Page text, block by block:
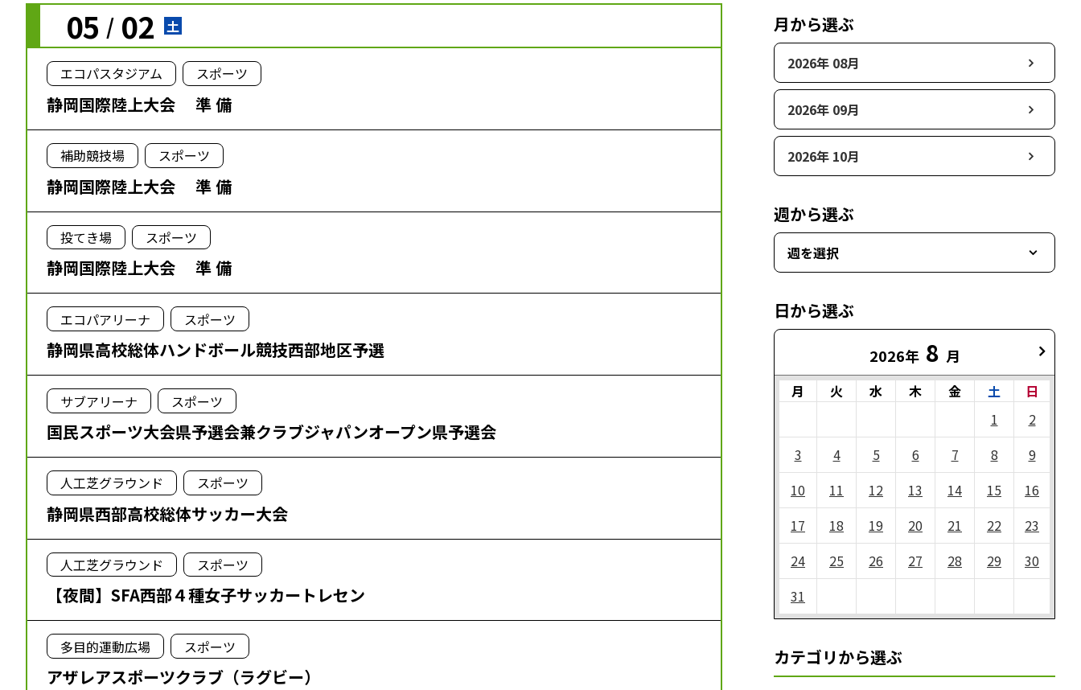
05 / 02 土
エコパスタジアム スポーツ
静岡国際陸上大会 準 備
補助競技場 スポーツ
静岡国際陸上大会 準 備
投てき場 スポーツ
静岡国際陸上大会 準 備
エコパアリーナ スポーツ
静岡県高校総体ハンドボール競技西部地区予選
サブアリーナ スポーツ
国民スポーツ大会県予選会兼クラブジャパンオープン県予選会
人工芝グラウンド スポーツ
静岡県西部高校総体サッカー大会
人工芝グラウンド スポーツ
【夜間】SFA西部４種女子サッカートレセン
多目的運動広場 スポーツ
アザレアスポーツクラブ（ラグビー）
月から選ぶ
2026年 08月
2026年 09月
2026年 10月
週から選ぶ
週を選択
日から選ぶ
2026年 8 月
月 火 水 木 金 土
日
1
2
3
4 5 6 7 8
9
10
11 12 13 14 15
16
17
18 19 20 21 22
23
24
25 26 27 28 29
30
31
カテゴリから選ぶ